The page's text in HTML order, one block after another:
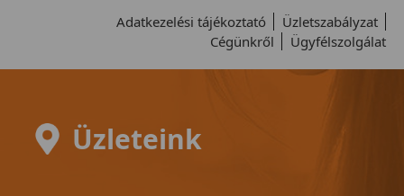
Adatkezelési tájékoztató
Üzletszabályzat
Cégünkről
Ügyfélszolgálat
Üzleteink